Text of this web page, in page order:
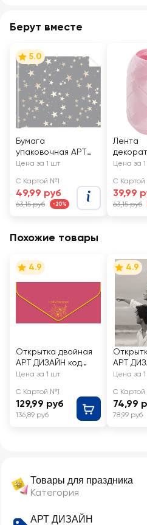
Товары для праздника
Категория
АРТ ДИЗАЙН
Берут вместе
5.0
Бумага
упаковочная АРТ
ДИЗАЙН
глянцевая
Цена за 1 шт
С Картой №1
49,99 руб
63,15 руб -20%
Лента
CITY
Цена за
С Картой
39,99
63,15 руб
Похожие товары
4.9
Открытка двойная
АРТ ДИЗАЙН код
У/250/830
Цена за 1 шт
С Картой №1
129,99 руб
136,89 руб
4.9
АРТ
Ф/230
Цена за
С Картой
74,99
78,99 руб